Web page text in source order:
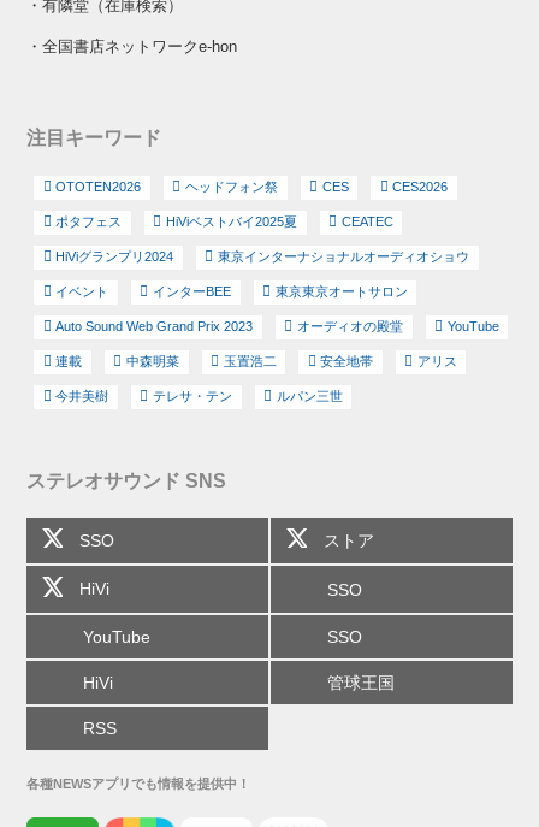
・有隣堂（在庫検索）
・全国書店ネットワークe-hon
注目キーワード
OTOTEN2026 ヘッドフォン祭 CES CES2026
ポタフェス HiViベストバイ2025夏 CEATEC
HiViグランプリ2024 東京インターナショナルオーディオショウ
イベント インターBEE 東京東京オートサロン
Auto Sound Web Grand Prix 2023 オーディオの殿堂 YouTube
連載 中森明菜 玉置浩二 安全地帯 アリス
今井美樹 テレサ・テン ルパン三世
ステレオサウンド SNS
SSO ストア
HiVi SSO
YouTube SSO
HiVi 管球王国
RSS
各種NEWSアプリでも情報を提供中！